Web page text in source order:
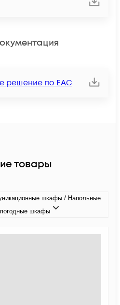
решение по ЕАС
товары
шкафы / Напольные
шкафы